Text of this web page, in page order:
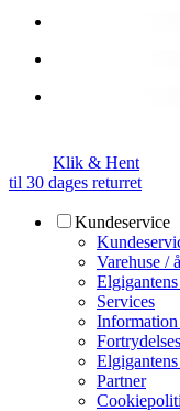
Klik & Hent
til 30 dages returret
Kundeservice
Varehuse /
Services
Information
Partner